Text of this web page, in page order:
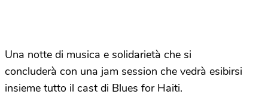
Una notte di musica e solidarietà che si
concluderà con una jam session che vedrà esibirsi
insieme tutto il cast di Blues for Haiti.